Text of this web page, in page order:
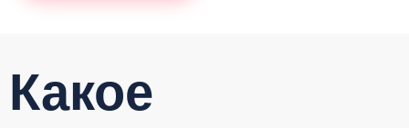
Какое